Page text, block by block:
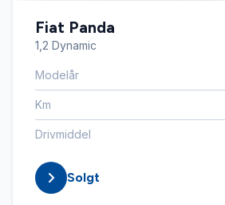
Fiat Panda
1,2 Dynamic
Modelår
Km
Drivmiddel
Solgt